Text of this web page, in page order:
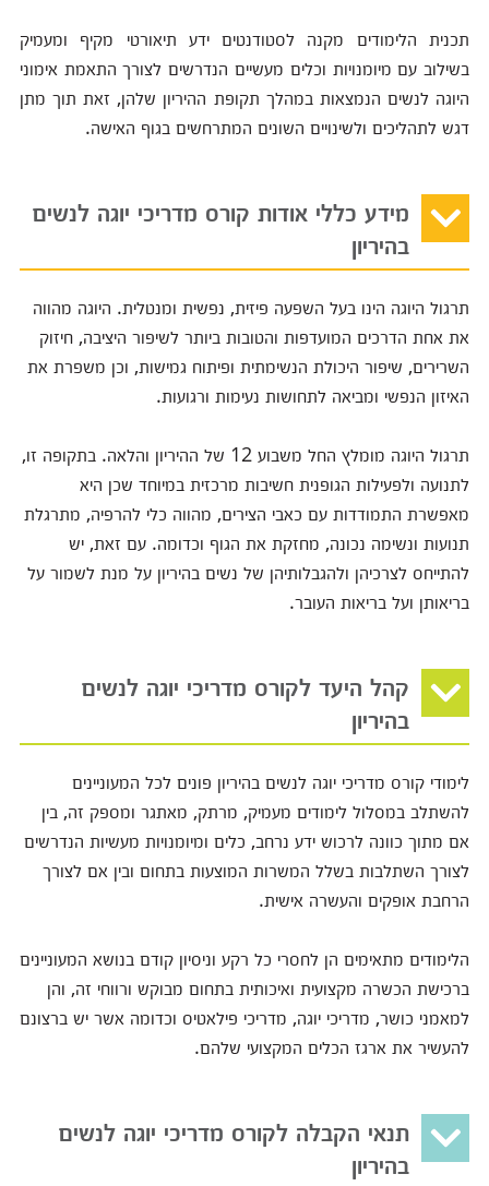
תכנית הלימודים מקנה לסטודנטים ידע תיאורטי מקיף ומעמיק
בשילוב עם מיומנויות וכלים מעשיים הנדרשים לצורך התאמת אימוני
היוגה לנשים הנמצאות במהלך תקופת ההיריון שלהן, זאת תוך מתן
דגש לתהליכים ולשינויים השונים המתרחשים בגוף האישה.
מידע כללי אודות קורס מדריכי יוגה לנשים
בהיריון
תרגול היוגה הינו בעל השפעה פיזית, נפשית ומנטלית. היוגה מהווה
את אחת הדרכים המועדפות והטובות ביותר לשיפור היציבה, חיזוק
השרירים, שיפור היכולת הנשימתית ופיתוח גמישות, וכן משפרת את
האיזון הנפשי ומביאה לתחושות נעימות ורגועות.
תרגול היוגה מומלץ החל משבוע 12 של ההיריון והלאה. בתקופה זו,
לתנועה ולפעילות הגופנית חשיבות מרכזית במיוחד שכן היא
מאפשרת התמודדות עם כאבי הצירים, מהווה כלי להרפיה, מתרגלת
תנועות ונשימה נכונה, מחזקת את הגוף וכדומה. עם זאת, יש
להתייחס לצרכיהן ולהגבלותיהן של נשים בהיריון על מנת לשמור על
בריאותן ועל בריאות העובר.
קהל היעד לקורס מדריכי יוגה לנשים
בהיריון
לימודי קורס מדריכי יוגה לנשים בהיריון פונים לכל המעוניינים
להשתלב במסלול לימודים מעמיק, מרתק, מאתגר ומספק זה, בין
אם מתוך כוונה לרכוש ידע נרחב, כלים ומיומנויות מעשיות הנדרשים
לצורך השתלבות בשלל המשרות המוצעות בתחום ובין אם לצורך
הרחבת אופקים והעשרה אישית.
הלימודים מתאימים הן לחסרי כל רקע וניסיון קודם בנושא המעוניינים
ברכישת הכשרה מקצועית ואיכותית בתחום מבוקש ורווחי זה, והן
למאמני כושר, מדריכי יוגה, מדריכי פילאטיס וכדומה אשר יש ברצונם
להעשיר את ארגז הכלים המקצועי שלהם.
תנאי הקבלה לקורס מדריכי יוגה לנשים
בהיריון